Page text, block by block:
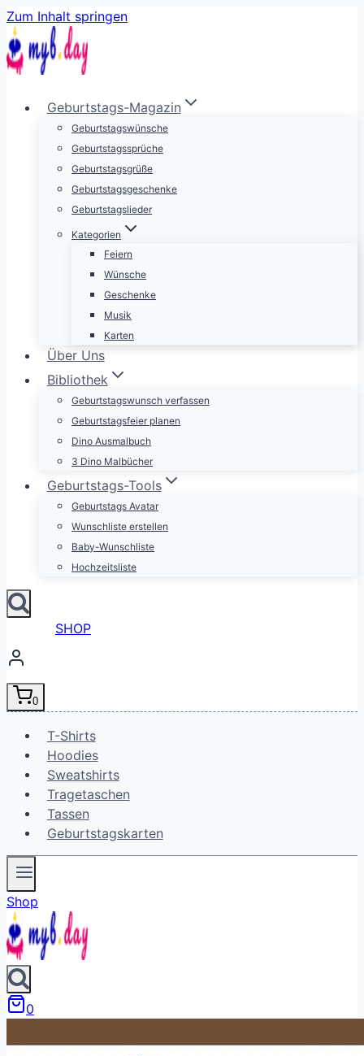
Zum Inhalt springen
Geburtstags-Magazin
Geburtstagswünsche
Geburtstagssprüche
Geburtstagsgrüße
Geburtstagsgeschenke
Geburtstagslieder
Kategorien
Feiern
Wünsche
Geschenke
Musik
Karten
Über Uns
Bibliothek
Geburtstagswunsch verfassen
Geburtstagsfeier planen
Dino Ausmalbuch
3 Dino Malbücher
Geburtstags-Tools
Geburtstags Avatar
Wunschliste erstellen
Baby-Wunschliste
Hochzeitsliste
SHOP
0
T-Shirts
Hoodies
Sweatshirts
Tragetaschen
Tassen
Geburtstagskarten
Shop
0